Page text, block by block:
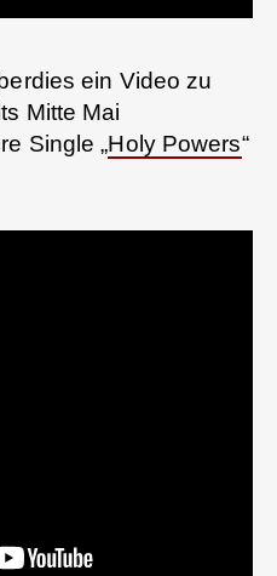
ein Video zu
Mitte Mai
Single „Holy Powers“